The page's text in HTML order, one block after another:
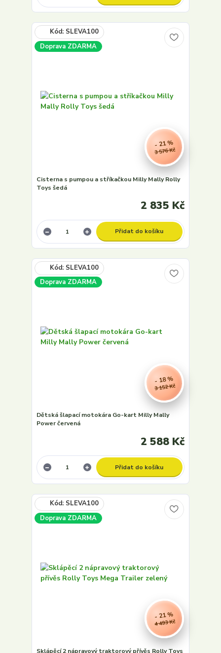
Doprava ZDARMA
3 576 Kč
- 21 %
Cisterna s pumpou a stříkačkou Milly Mally Rolly
Toys šedá
2 835 Kč
Přidat do košíku
Doprava ZDARMA
3 152 Kč
- 18 %
Dětská šlapací motokára Go-kart Milly Mally
Power červená
2 588 Kč
Přidat do košíku
Doprava ZDARMA
4 493 Kč
- 21 %
Sklápěcí 2 nápravový traktorový přívěs Rolly Toys